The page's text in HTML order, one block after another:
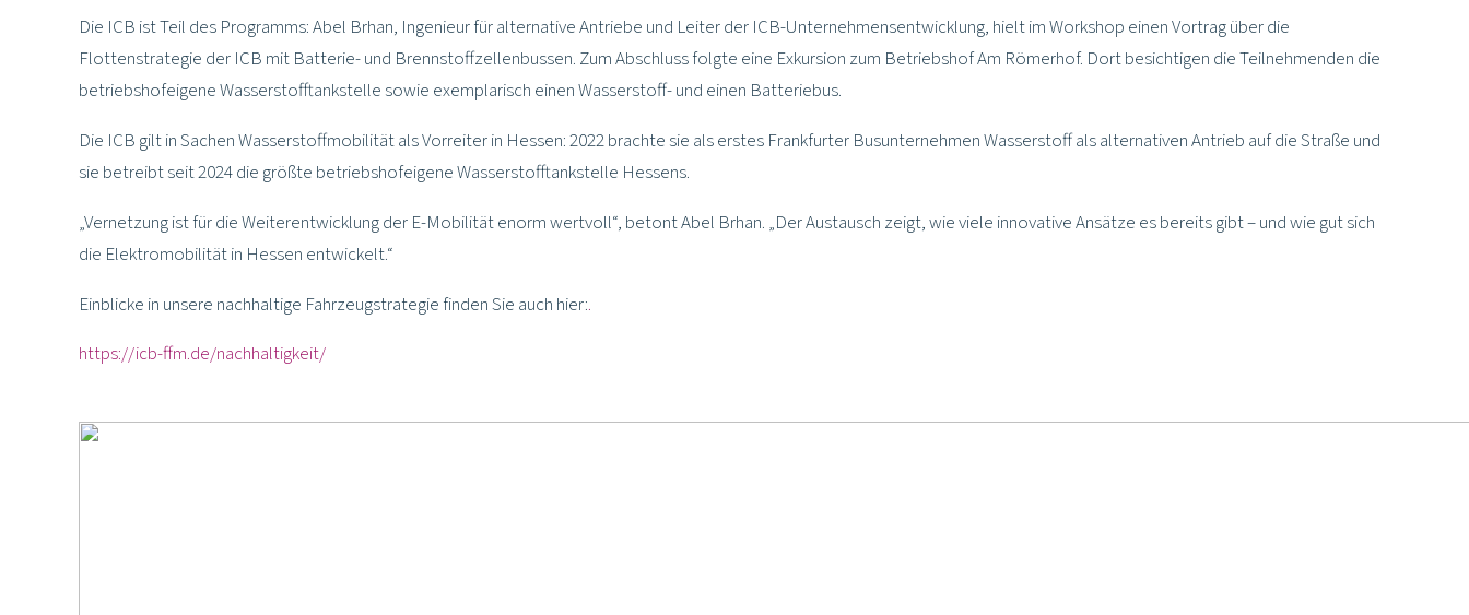
Die ICB ist Teil des Programms: Abel Brhan, Ingenieur für alternative Antriebe und Leiter der ICB-Unternehmensentwicklung, hielt im Workshop einen Vortrag über die
Flottenstrategie der ICB mit Batterie- und Brennstoffzellenbussen. Zum Abschluss folgte eine Exkursion zum Betriebshof Am Römerhof. Dort besichtigen die Teilnehmenden die
betriebshofeigene Wasserstofftankstelle sowie exemplarisch einen Wasserstoff- und einen Batteriebus.
Die ICB gilt in Sachen Wasserstoffmobilität als Vorreiter in Hessen: 2022 brachte sie als erstes Frankfurter Busunternehmen Wasserstoff als alternativen Antrieb auf die Straße und
sie betreibt seit 2024 die größte betriebshofeigene Wasserstofftankstelle Hessens.
„Vernetzung ist für die Weiterentwicklung der E-Mobilität enorm wertvoll“, betont Abel Brhan. „Der Austausch zeigt, wie viele innovative Ansätze es bereits gibt – und wie gut sich
die Elektromobilität in Hessen entwickelt.“
Einblicke in unsere nachhaltige Fahrzeugstrategie finden Sie auch hier:.
https://icb-ffm.de/nachhaltigkeit/